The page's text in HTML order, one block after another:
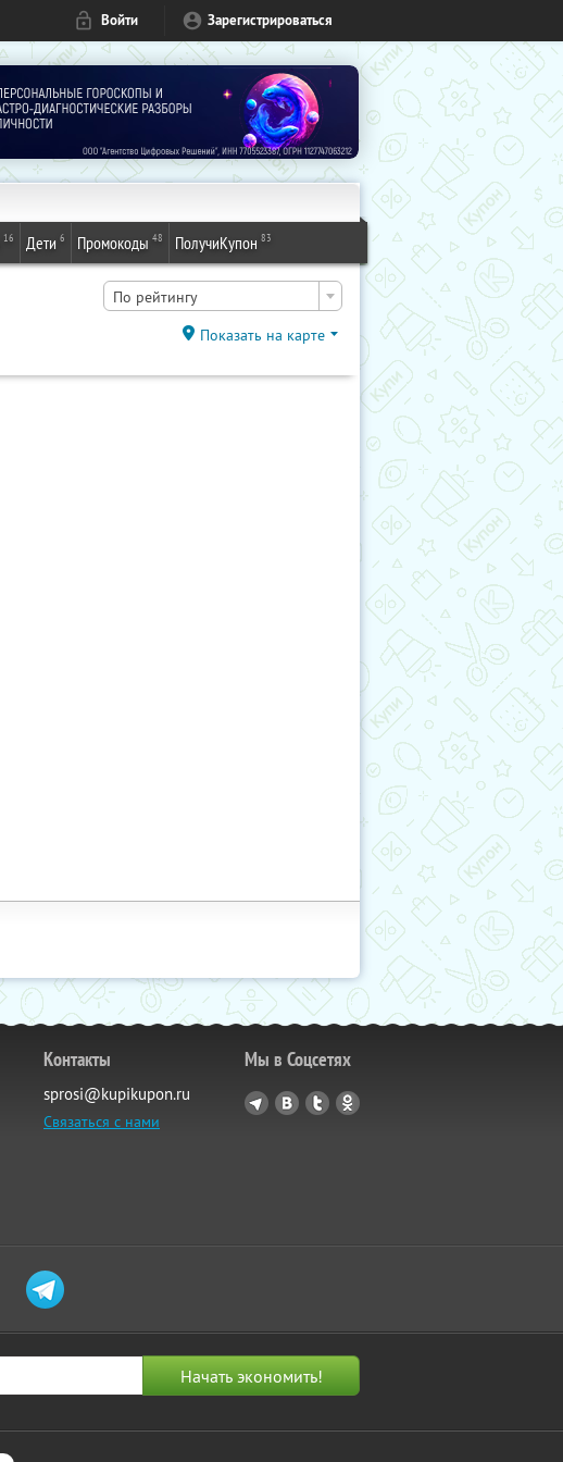
Войти Зарегистрироваться
16 Дети 6 Промокоды 48 ПолучиКупон 83
По рейтингу
Показать на карте
Контакты
sprosi@kupikupon.ru
Связаться с нами
Мы в Соцсетях